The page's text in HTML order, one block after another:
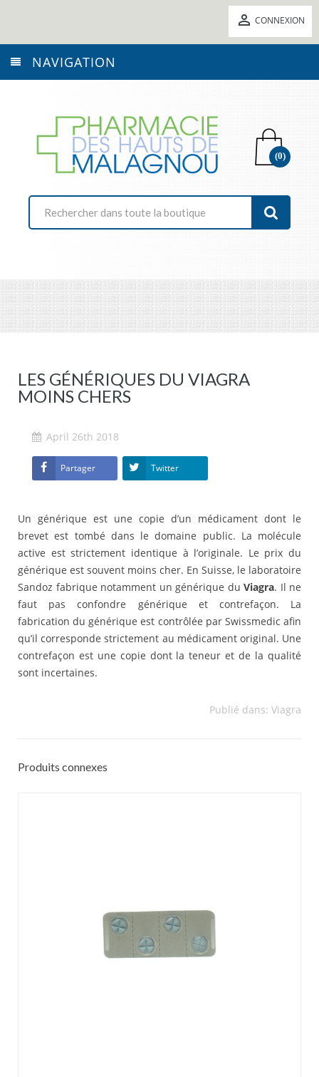
 CONNEXION
NAVIGATION
(0)
LES GÉNÉRIQUES DU VIAGRA
MOINS CHERS
April 26th 2018
Partager Twitter
Un générique est une copie d’un médicament dont le
brevet est tombé dans le domaine public. La molécule
active est strictement identique à l’originale. Le prix du
générique est souvent moins cher. En Suisse, le laboratoire
Sandoz fabrique notamment un générique du Viagra. Il ne
faut pas confondre générique et contrefaçon. La
fabrication du générique est contrôlée par Swissmedic afin
qu’il corresponde strictement au médicament original. Une
contrefaçon est une copie dont la teneur et de la qualité
sont incertaines.
Publié dans: Viagra
Produits connexes